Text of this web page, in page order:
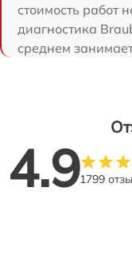
стоимость работ
диагностика
среднем
4.91799